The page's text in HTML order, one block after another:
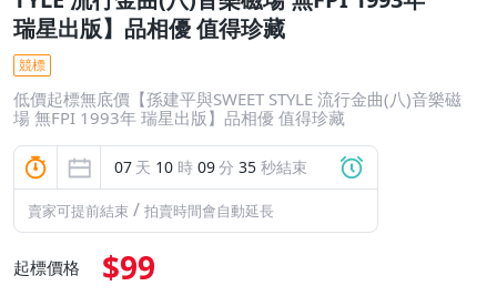
瑞星出版】品相優 值得珍藏
競標
低價起標無底價【孫建平與SWEET STYLE 流行金曲(八)音樂磁
場 無FPI 1993年 瑞星出版】品相優 值得珍藏
07 天 10 時 09分 34 秒結束
賣家可提前結束 / 拍賣時間會自動延長
起標價格 $99